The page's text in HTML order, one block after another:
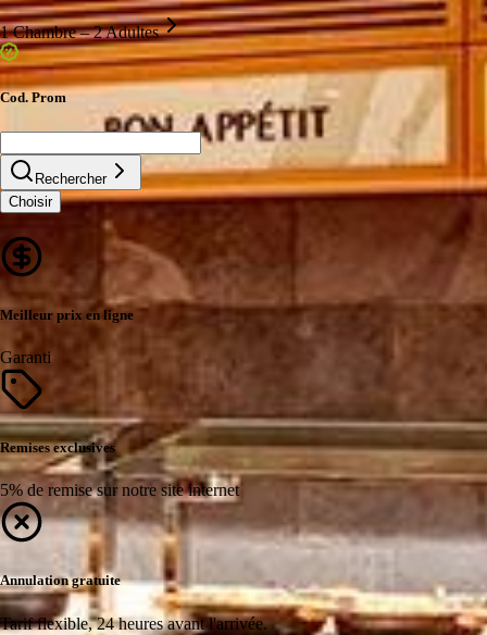
1 Chambre – 2 Adultes
Cod. Prom
Rechercher
Choisir
Meilleur prix en ligne
Garanti
Remises exclusives
5% de remise sur notre site internet
Annulation gratuite
Tarif flexible, 24 heures avant l'arrivée.